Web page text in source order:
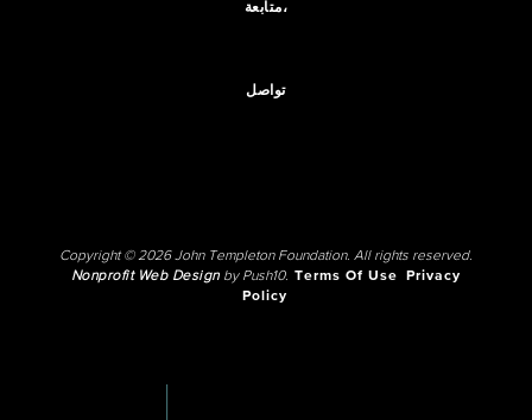
متابعة،
تواصل
Copyright © 2026 John Templeton Foundation. All rights reserved.
Nonprofit Web Designby Push10. Terms Of Use
Privacy
Policy